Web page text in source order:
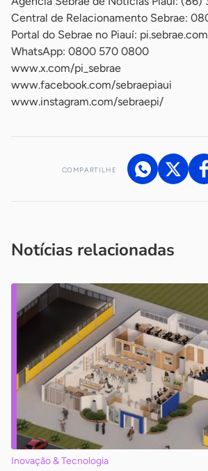
Central de Relacionamento Sebrae:
Portal do Sebrae no Piauí:
WhatsApp: 0800 570 0800
www.x.com/pi_sebrae
www.facebook.com/sebraepiaui
www.instagram.com/sebraepi/
COMPARTILHE
Notícias relacionadas
Inovação & Tecnologia